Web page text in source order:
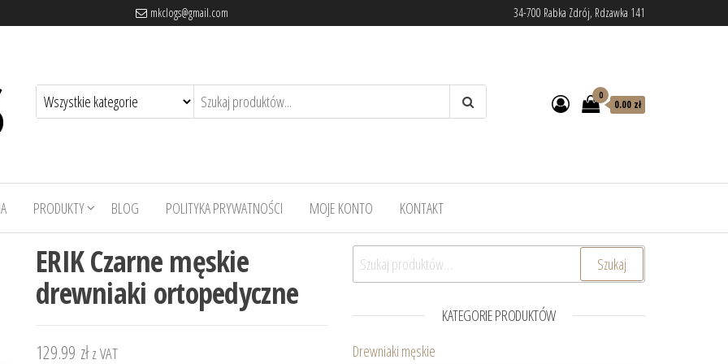
mkclogs@gmail.com 34-700 Rabka Zdrój, Rdzawka 141
0
0.00 zł
PRODUKTY BLOG POLITYKA PRYWATNOŚCI MOJE KONTO KONTAKT
ERIK Czarne męskie
drewniaki ortopedyczne
129.99 złz VAT
Szukaj: Szukaj
KATEGORIE PRODUKTÓW
Drewniaki męskie